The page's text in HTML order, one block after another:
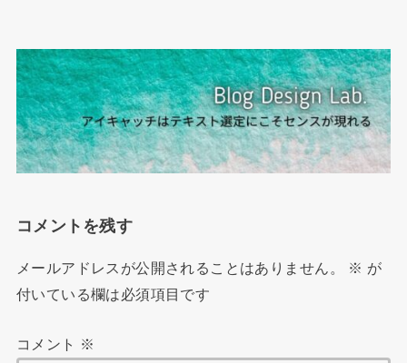
コメントを残す
メールアドレスが公開されることはありません。 ※ が
付いている欄は必須項目です
コメント ※